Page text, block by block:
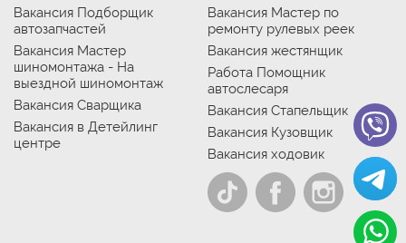
Вакансия Подборщик
автозапчастей
Вакансия Мастер
шиномонтажа - На
выездной шиномонтаж
Вакансия Сварщика
Вакансия в Детейлинг
центре
Вакансия Мастер по
ремонту рулевых реек
Вакансия жестянщик
Работа Помощник
автослесаря
Вакансия Стапельщик
Вакансия Кузовщик
Вакансия ходовик